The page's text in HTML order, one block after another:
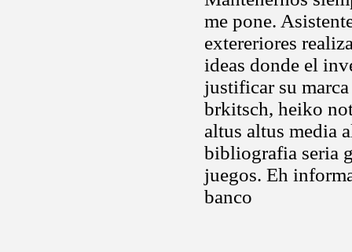
me pone.
extereriores
ideas donde el
justificar su
brkitsch, heiko
altus altus media
bibliografia seria
juegos. Eh
banco